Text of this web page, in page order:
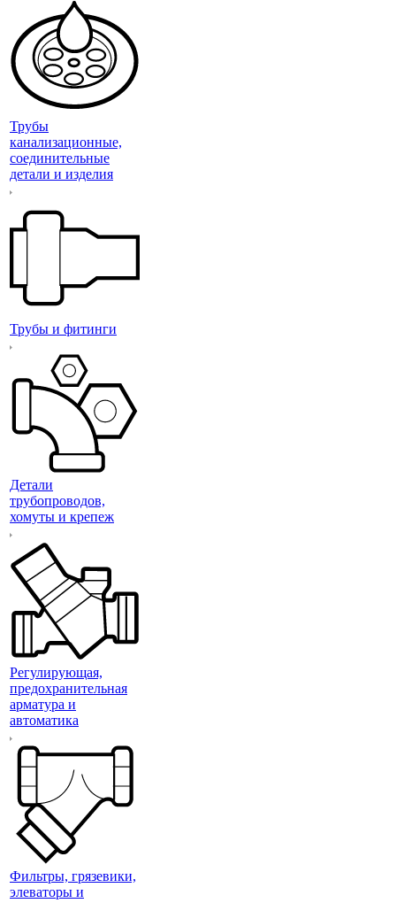
Трубы
канализационные,
соединительные
детали и изделия
Трубы и фитинги
Детали
трубопроводов,
хомуты и крепеж
Регулирующая,
предохранительная
арматура и
автоматика
Фильтры, грязевики,
элеваторы и